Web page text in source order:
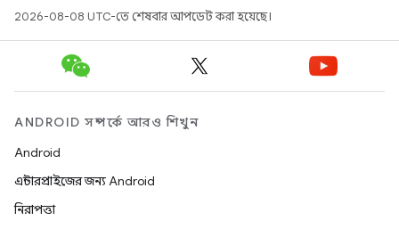
2026-08-08 UTC-তে শেষবার আপডেট করা হয়েছে।
ANDROID সম্পর্কে আরও শিখুন
Android
এন্টারপ্রাইজের জন্য Android
নিরাপত্তা